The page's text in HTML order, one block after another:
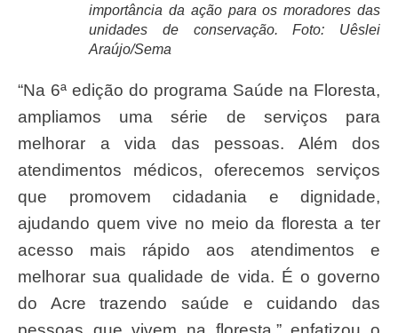
importância da ação para os moradores das
unidades de conservação. Foto: Uêslei
Araújo/Sema
“Na 6ª edição do programa Saúde na Floresta,
ampliamos uma série de serviços para
melhorar a vida das pessoas. Além dos
atendimentos médicos, oferecemos serviços
que promovem cidadania e dignidade,
ajudando quem vive no meio da floresta a ter
acesso mais rápido aos atendimentos e
melhorar sua qualidade de vida. É o governo
do Acre trazendo saúde e cuidando das